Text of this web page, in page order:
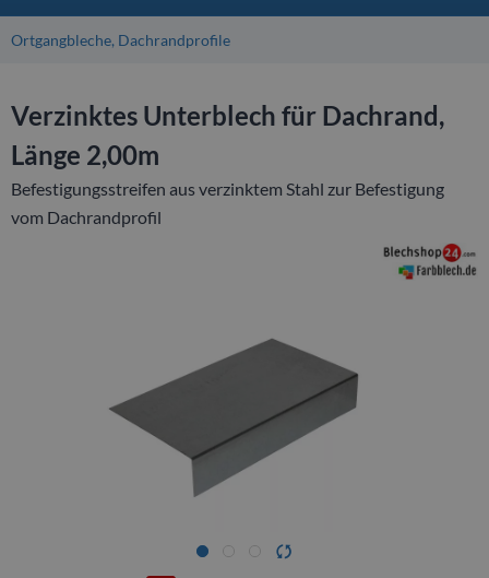
Ortgangbleche, Dachrandprofile
Verzinktes Unterblech für Dachrand,
Länge 2,00m
Befestigungsstreifen aus verzinktem Stahl zur Befestigung
vom Dachrandprofil